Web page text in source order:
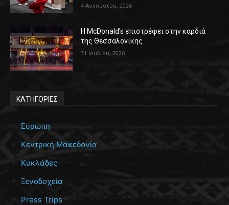
4 Αυγούστου, 2026
Η McDonald’s επιστρέφει στην καρδιά
της Θεσσαλονίκης
31 Ιουλίου, 2026
ΚΑΤΗΓΟΡΙΕΣ
Ευρώπη
Κεντρική Μακεδονία
Κυκλάδες
Ξενοδοχεία
Press Trips